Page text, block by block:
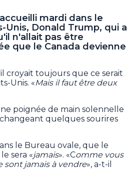
mardi dans le
Unis, Donald Trump, qui a
n'allait pas être
que le Canada devienne
croyait toujours que ce serait
Unis. «Mais il faut être deux
poignée de main solennelle
quelques sourires
le Bureau ovale, que le
sera «jamais». «Comme vous
sont jamais à vendre», a-t-il